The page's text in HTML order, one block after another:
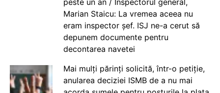
Marian Staicu: La vremea aceea nu
eram inspector șef. ISJ ne-a cerut să
depunem documente pentru
decontarea navetei
Mai mulți părinți solicită, într-o petiție,
anularea deciziei ISMB de a nu mai